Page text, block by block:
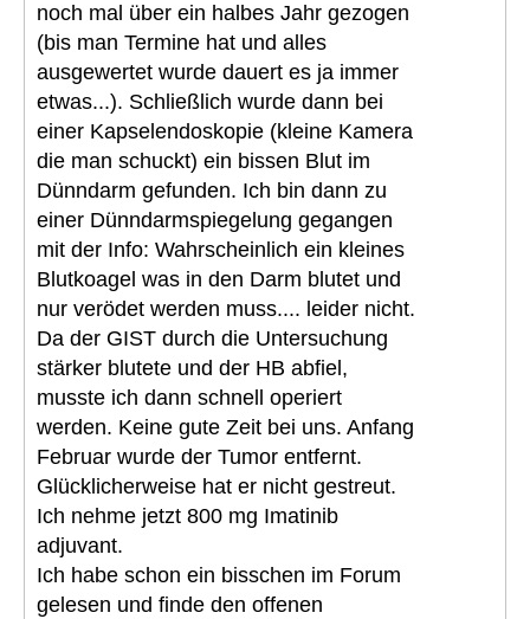
noch mal über ein halbes Jahr gezogen
(bis man Termine hat und alles
ausgewertet wurde dauert es ja immer
etwas...). Schließlich wurde dann bei
einer Kapselendoskopie (kleine Kamera
die man schuckt) ein bissen Blut im
Dünndarm gefunden. Ich bin dann zu
einer Dünndarmspiegelung gegangen
mit der Info: Wahrscheinlich ein kleines
Blutkoagel was in den Darm blutet und
nur verödet werden muss.... leider nicht.
Da der GIST durch die Untersuchung
stärker blutete und der HB abfiel,
musste ich dann schnell operiert
werden. Keine gute Zeit bei uns. Anfang
Februar wurde der Tumor entfernt.
Glücklicherweise hat er nicht gestreut.
Ich nehme jetzt 800 mg Imatinib
adjuvant.
Ich habe schon ein bisschen im Forum
gelesen und finde den offenen